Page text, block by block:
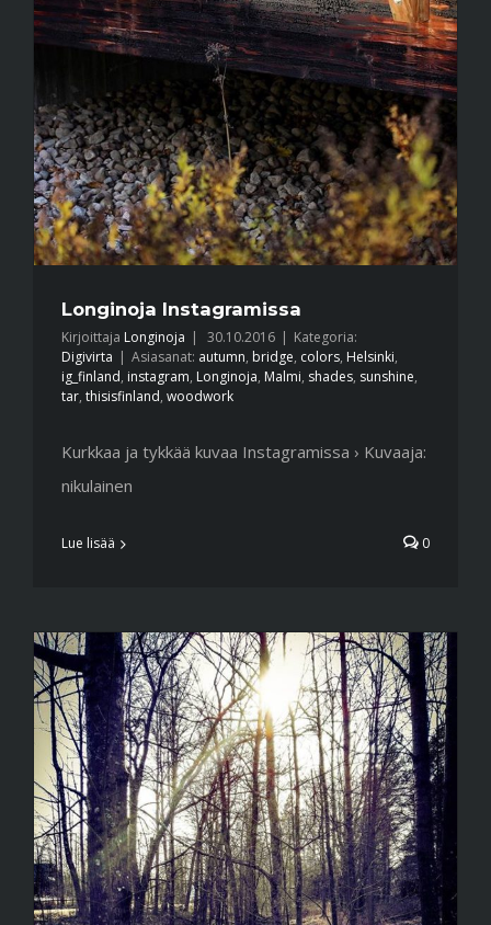
Longinoja Instagramissa
Kirjoittaja Longinoja 30.10.2016
Kategoria:
Digivirta
Asiasanat: autumn, bridge, colors, Helsinki,
ig_finland, instagram, Longinoja, Malmi, shades, sunshine,
tar, thisisfinland, woodwork
Kurkkaa ja tykkää kuvaa Instagramissa › Kuvaaja:
nikulainen
Lue lisää 0